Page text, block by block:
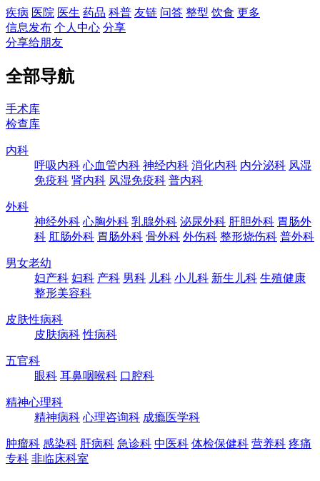
疾病 医院 医生 药品 科普 友链 问答 整型 饮食 更多
信息发布 个人中心 分享
分享给朋友
全部导航
手术库
检查库
内科
呼吸内科 心血管内科 神经内科 消化内科 内分泌科 风湿
免疫科 肾内科 风湿免疫科 普内科
外科
神经外科 心胸外科 乳腺外科 泌尿外科 肝胆外科 胃肠外
科 肛肠外科 胃肠外科 骨外科 外伤科 整形烧伤科 普外科
男女老幼
妇产科 妇科 产科 男科 儿科 小儿科 新生儿科 生殖健康
整形美容科
皮肤性病科
皮肤病科 性病科
五官科
眼科 耳鼻咽喉科 口腔科
精神心理科
精神病科 心理咨询科 成瘾医学科
肿瘤科 感染科 肝病科 急诊科 中医科 体检保健科 营养科 疼痛
专科 非临床科室